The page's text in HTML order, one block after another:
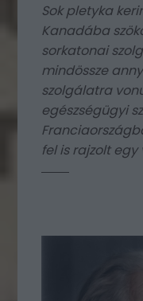
Sok pletyka
Kanadába
sorkatonai
mindössze
szolgálatra
egészségügyi
fel is rajzolt